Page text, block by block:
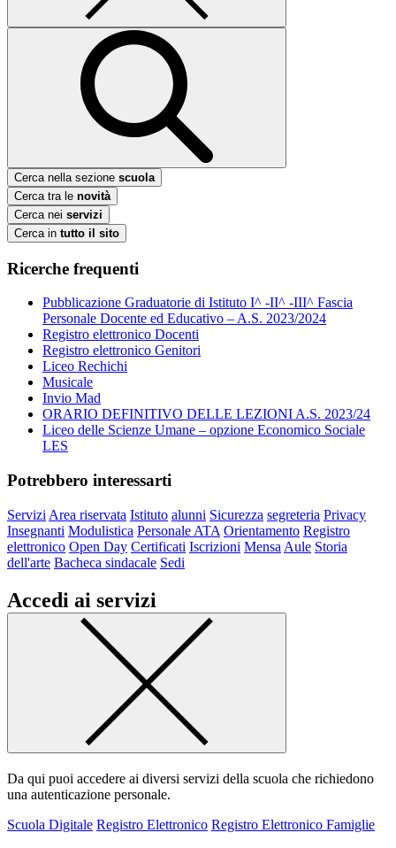
Cerca nella sezione scuola
Cerca tra le novità
Cerca nei servizi
Cerca in tutto il sito
Ricerche frequenti
Pubblicazione Graduatorie di Istituto I^ -II^ -III^ Fascia
Personale Docente ed Educativo – A.S. 2023/2024
Registro elettronico Docenti
Registro elettronico Genitori
Liceo Rechichi
Musicale
Invio Mad
ORARIO DEFINITIVO DELLE LEZIONI A.S. 2023/24
Liceo delle Scienze Umane – opzione Economico Sociale
LES
Potrebbero interessarti
Servizi Area riservata Istituto alunni Sicurezza segreteria Privacy
Insegnanti Modulistica Personale ATA Orientamento Registro
elettronico Open Day Certificati Iscrizioni Mensa Aule Storia
dell'arte Bacheca sindacale Sedi
Accedi ai servizi
Da qui puoi accedere ai diversi servizi della scuola che richiedono
una autenticazione personale.
Scuola Digitale Registro Elettronico Registro Elettronico Famiglie